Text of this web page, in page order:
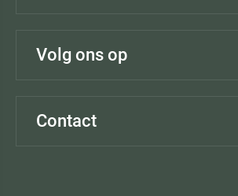
Volg ons op
Contact